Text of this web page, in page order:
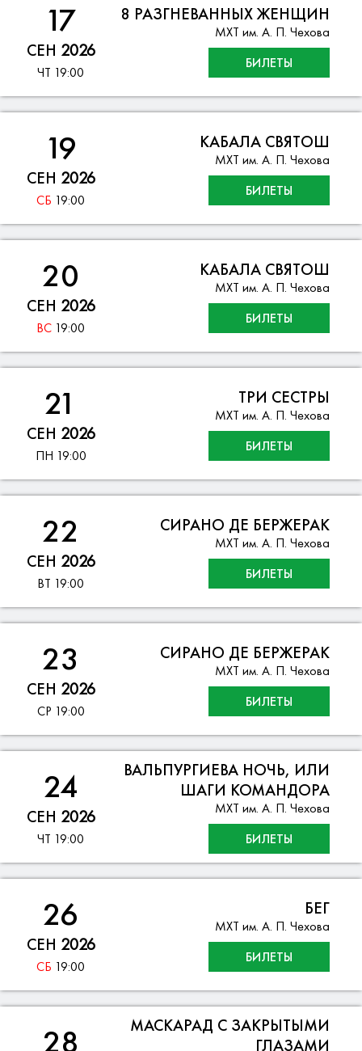
17
СЕН 2026
ЧТ 19:00
8 РАЗГНЕВАННЫХ ЖЕНЩИН
МХТ им. А. П. Чехова
БИЛЕТЫ
19
СЕН 2026
СБ 19:00
КАБАЛА СВЯТОШ
МХТ им. А. П. Чехова
БИЛЕТЫ
20
СЕН 2026
ВС 19:00
КАБАЛА СВЯТОШ
МХТ им. А. П. Чехова
БИЛЕТЫ
21
СЕН 2026
ПН 19:00
ТРИ СЕСТРЫ
МХТ им. А. П. Чехова
БИЛЕТЫ
22
СЕН 2026
ВТ 19:00
СИРАНО ДЕ БЕРЖЕРАК
МХТ им. А. П. Чехова
БИЛЕТЫ
23
СЕН 2026
СР 19:00
СИРАНО ДЕ БЕРЖЕРАК
МХТ им. А. П. Чехова
БИЛЕТЫ
24
СЕН 2026
ЧТ 19:00
ВАЛЬПУРГИЕВА НОЧЬ, ИЛИ
ШАГИ КОМАНДОРА
МХТ им. А. П. Чехова
БИЛЕТЫ
26
СЕН 2026
СБ 19:00
БЕГ
МХТ им. А. П. Чехова
БИЛЕТЫ
28
МАСКАРАД С ЗАКРЫТЫМИ
ГЛАЗАМИ